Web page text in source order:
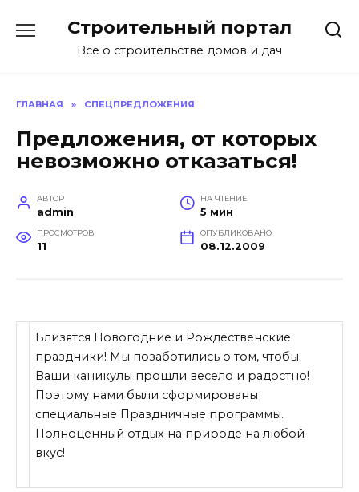
содержанию
Строительный портал
Все о строительстве домов и дач
ГЛАВНАЯ » СПЕЦПРЕДЛОЖЕНИЯ
Предложения, от которых
невозможно отказаться!
АВТОР
admin
НА ЧТЕНИЕ
5 мин
ПРОСМОТРОВ
11
ОПУБЛИКОВАНО
08.12.2009
Близятся Новогодние и Рождественские
праздники! Мы позаботились о том, чтобы
Ваши каникулы прошли весело и радостно!
Поэтому нами были сформированы
специальные Праздничные программы.
Полноценный отдых на природе на любой
вкус!